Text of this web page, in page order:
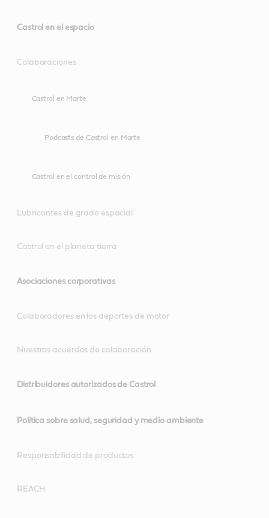
Castrol en el espacio
Colaboraciones
Castrol en Marte
Podcasts de Castrol en Marte
Castrol en el control de misión
Lubricantes de grado espacial
Castrol en el planeta tierra
Asociaciones corporativas
Colaboradores en los deportes de motor
Nuestros acuerdos de colaboración
Distribuidores autorizados de Castrol
Política sobre salud, seguridad y medio ambiente
Responsabilidad de productos
REACH